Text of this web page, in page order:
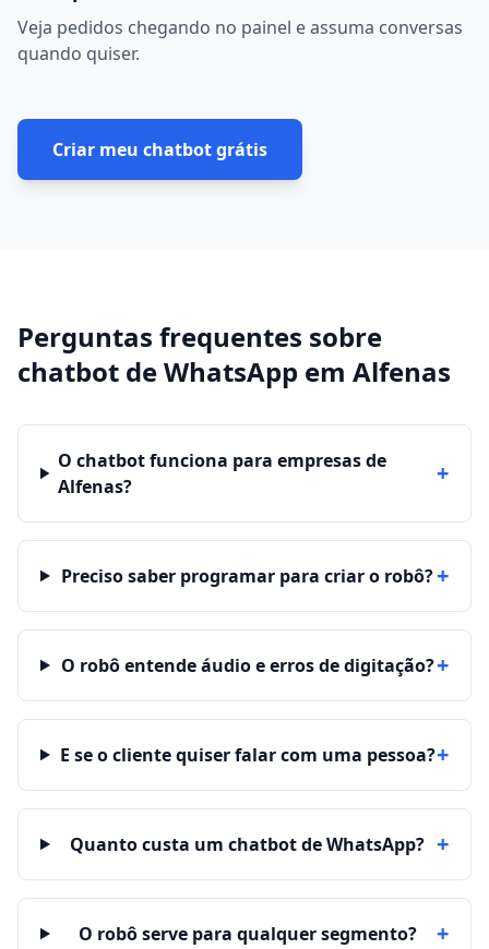
Veja pedidos chegando no painel e assuma conversas
quando quiser.
Criar meu chatbot grátis
Perguntas frequentes sobre
chatbot de WhatsApp em Alfenas
O chatbot funciona para empresas de
Alfenas?
+
Preciso saber programar para criar o robô?+
O robô entende áudio e erros de digitação?+
E se o cliente quiser falar com uma pessoa?+
Quanto custa um chatbot de WhatsApp? +
O robô serve para qualquer segmento? +